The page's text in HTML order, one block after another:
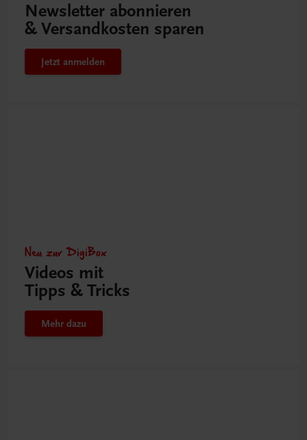
Newsletter abonnieren
& Versandkosten sparen
Jetzt anmelden
Neu zur DigiBox
Videos mit
Tipps & Tricks
Mehr dazu